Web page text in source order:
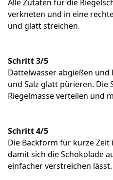
Alle Zutaten für die
verkneten und in eine
und glatt streichen.
Schritt 3/5
Dattelwasser abgießen
und Salz glatt pürieren. Die
Riegelmasse verteilen und
Schritt 4/5
Die Backform für kurze Zeit
damit sich die Schokolade
einfacher verstreichen lässt.